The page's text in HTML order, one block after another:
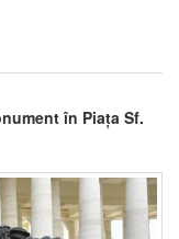
în Piața Sf.